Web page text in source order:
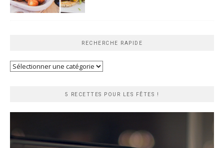
RECHERCHE RAPIDE
Recherche
5 RECETTES POUR LES FÊTES !